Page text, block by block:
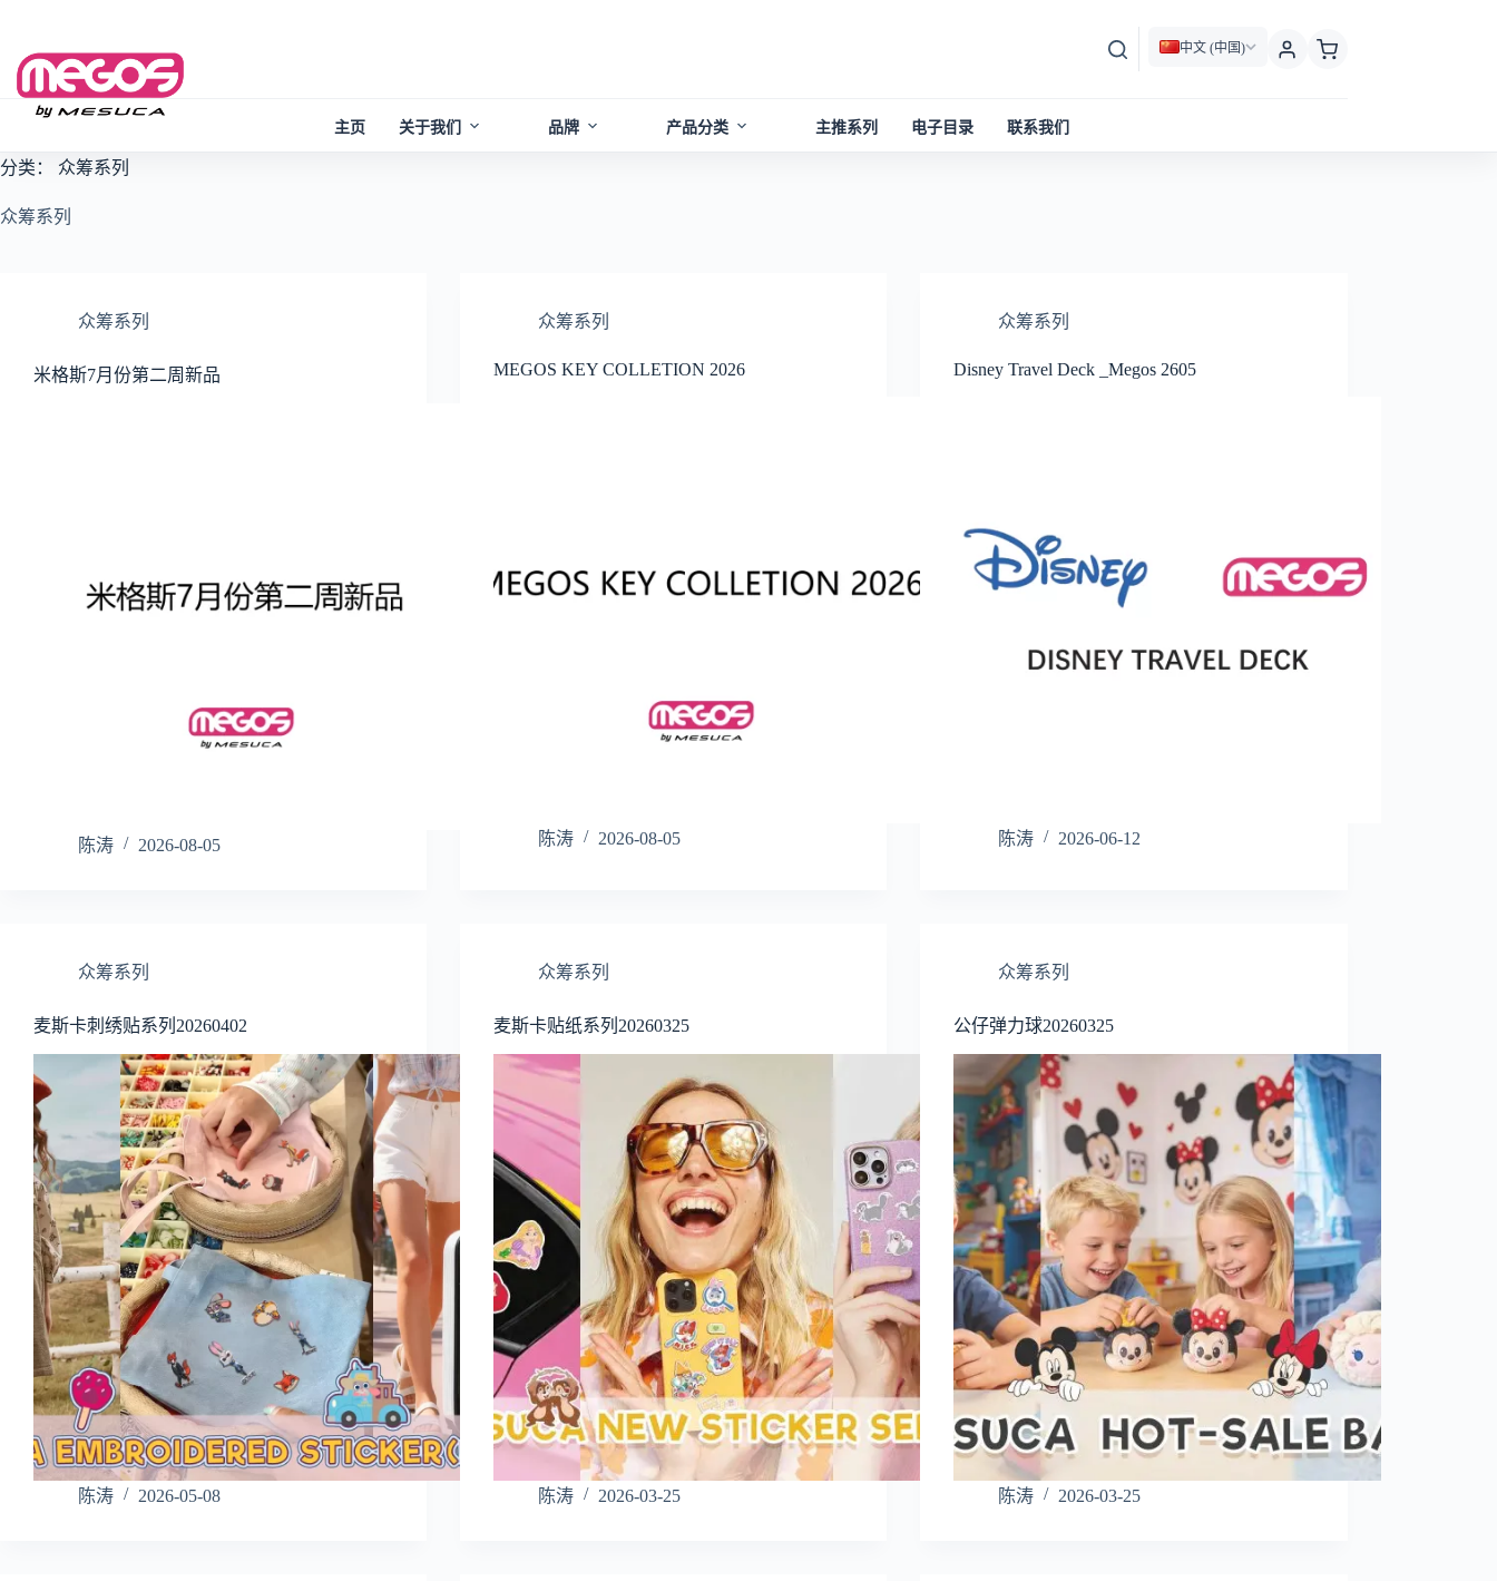
content
主页 关于我们 品牌 产品分类 主推系列 电子目录 联系我们
中文 (中国)
分类： 众筹系列
众筹系列
众筹系列
米格斯7月份第二周新品
陈涛 2026-08-05
众筹系列
MEGOS KEY COLLETION 2026
陈涛 2026-08-05
众筹系列
Disney Travel Deck _Megos 2605
陈涛 2026-06-12
众筹系列
麦斯卡刺绣贴系列20260402
陈涛 2026-05-08
众筹系列
麦斯卡贴纸系列20260325
陈涛 2026-03-25
众筹系列
公仔弹力球20260325
陈涛 2026-03-25